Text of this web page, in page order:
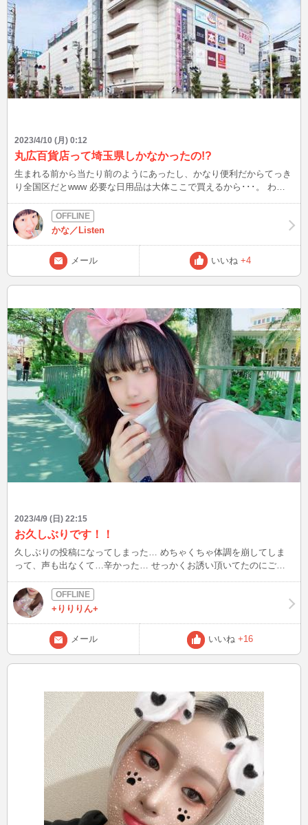
2023/4/10 (月) 0:12
丸広百貨店って埼玉県しかなかったの!?
生まれる前から当たり前のようにあったし、かなり便利だからてっき
り全国区だとwww 必要な日用品は大体ここで買えるから･･･。 わざ
ちいっちゃうよね(;^_^A これは遡ること12年前、東日本大震災直後の
話ですが･･･。 当時、計画停電あったじゃないですか。 当然さいたま
市も該当したんですよ。 ご想像の通り、街中は真っ暗なゴーストタ
よ！！！ それが、この丸広百貨店でした！！ どうやら自家発電機が
あるようで、あの時はめちゃくちゃ輝いてました(´艸｀*) あの時は町
光に連れられて群がる蛾の気持ちも理解できましたwww 初めて丸広
見直したあの日のことは、今でも忘れない。
かな／Listen
メール いいね +4
2023/4/9 (日) 22:15
お久しぶりです！！
久しぶりの投稿になってしまった… めちゃくちゃ体調を崩してしま
って、声も出なくて…辛かった… せっかくお誘い頂いてたのにごめ
😊😊✨️ 病み上がり早速コスプレ予定なので、会いに来てほしー
な！！🙏🙏💕💕💕
+りりりん+
メール いいね +16